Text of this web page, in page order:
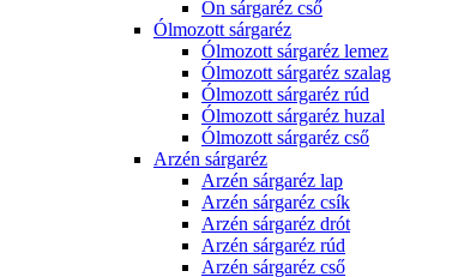
Ón sárgaréz cső
Ólmozott sárgaréz
Ólmozott sárgaréz lemez
Ólmozott sárgaréz szalag
Ólmozott sárgaréz rúd
Ólmozott sárgaréz huzal
Ólmozott sárgaréz cső
Arzén sárgaréz
Arzén sárgaréz lap
Arzén sárgaréz csík
Arzén sárgaréz drót
Arzén sárgaréz rúd
Arzén sárgaréz cső